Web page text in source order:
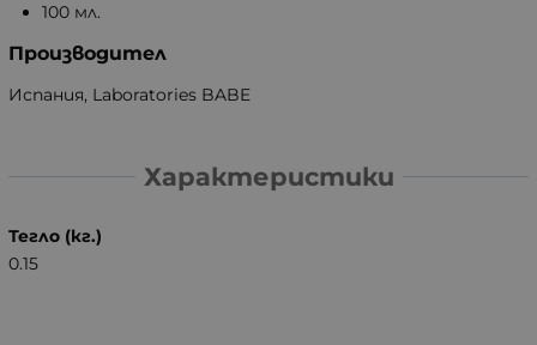
100 мл.
Производител
Испания, Laboratories BABE
Характеристики
Тегло (кг.)
0.15